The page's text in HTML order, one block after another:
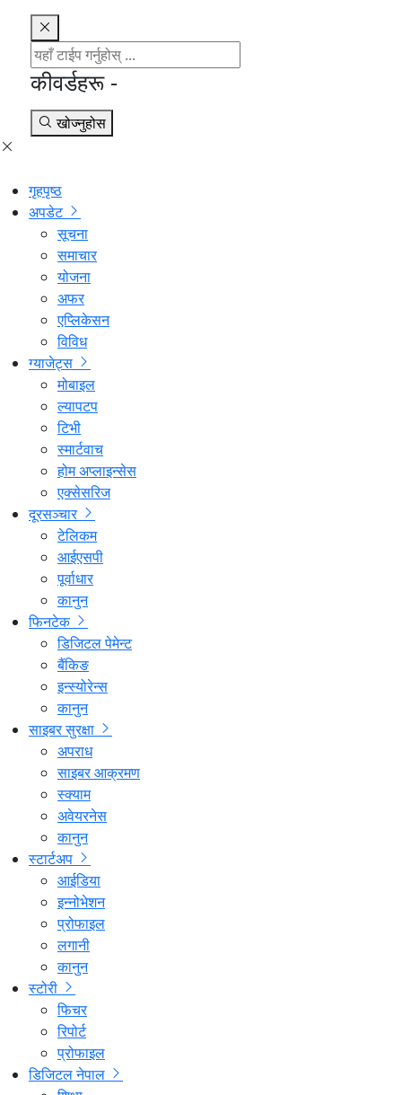
कीवर्डहरू -
खोज्नुहोस
गृहपृष्ठ
अपडेट
सूचना
समाचार
योजना
अफर
एप्लिकेसन
विविध
ग्याजेट्स
मोबाइल
ल्यापटप
टिभी
स्मार्टवाच
होम अप्लाइन्सेस
एक्सेसरिज
दूरसञ्चार
टेलिकम
आईएसपी
पूर्वाधार
कानुन
फिनटेक
डिजिटल पेमेन्ट
बैंकिङ
इन्स्योरेन्स
कानुन
साइबर सुरक्षा
अपराध
साइबर आक्रमण
स्क्याम
अवेयरनेस
कानुन
स्टार्टअप
आईडिया
इन्नोभेशन
प्रोफाइल
लगानी
कानुन
स्टोरी
फिचर
रिपोर्ट
प्रोफाइल
डिजिटल नेपाल